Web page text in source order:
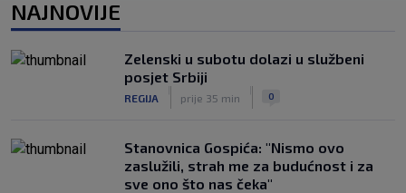
SK prije 3 h
FOTO / Federer ljetuje u Hrvatskoj:
‘Večera dostojna prvaka’
NAJNOVIJE
Zelenski u subotu dolazi u službeni
posjet Srbiji
REGIJA prije 35 min 0
Stanovnica Gospića: "Nismo ovo
zaslužili, strah me za budućnost i za
sve ono što nas čeka"